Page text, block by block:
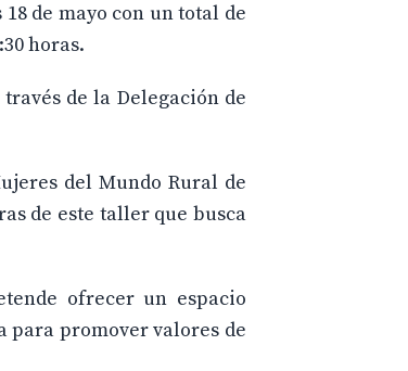
de mayo con un total de
horas.
de la Delegación de
del Mundo Rural de
de este taller que busca
ofrecer un espacio
promover valores de